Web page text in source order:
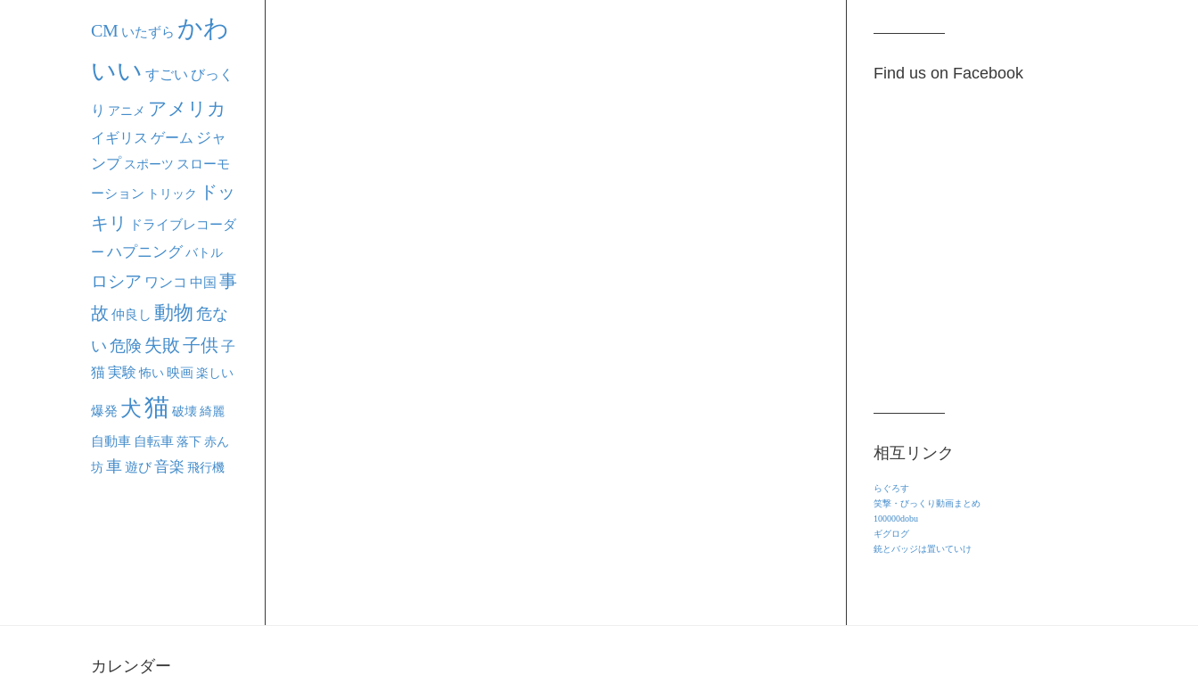
Find us on Facebook
相互リンク
らぐろす
笑撃・びっくり動画まとめ
100000dobu
ギグログ
銃とバッジは置いていけ
CM いたずら かわ
いい すごい びっく
り アニメ アメリカ
イギリス ゲーム ジャ
ンプ スポーツ スローモ
ーション トリック
ドッ
キリ
ドライブレコーダ
ー ハプニング バトル
ロシア ワンコ 中国 事
故 仲良し 動物 危な
い 危険 失敗子供子
猫実験 怖い映画楽しい
爆発 犬猫 破壊綺麗
自動車 自転車落下赤ん
坊車遊び音楽 飛行機
カレンダー